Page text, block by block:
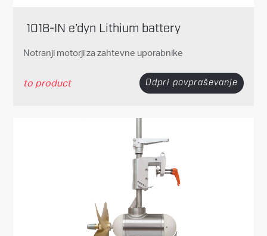
1018-IN e’dyn Lithium battery
Notranji motorji za zahtevne uporabnike
to product Odpri povpraševanje